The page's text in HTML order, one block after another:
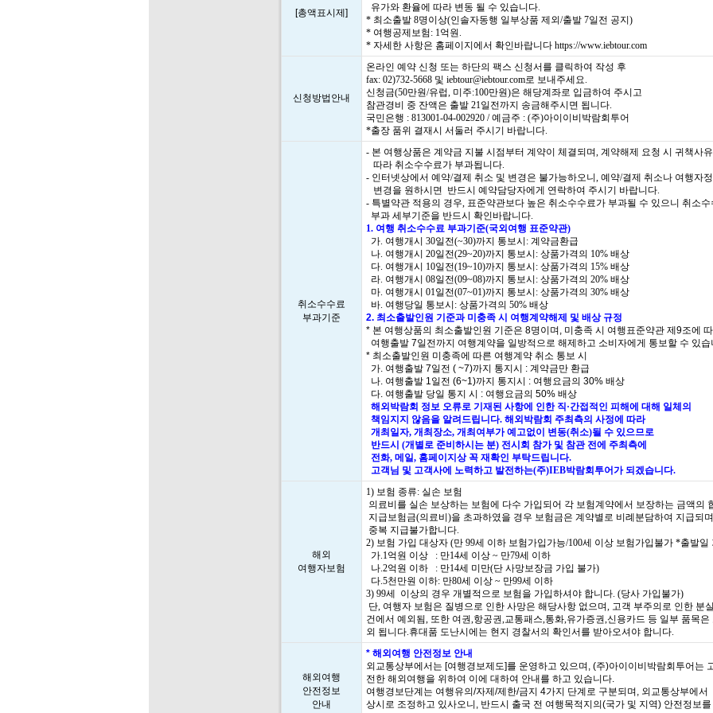
[총액표시제]
유가와 환율에 따라 변동 될 수 있습니다.
* 최소출발 8명이상(인솔자동행 일부상품 제외/출발 7일전 공지)
* 여행공제보험: 1억원.
* 자세한 사항은 홈페이지에서 확인바랍니다 https://www.iebtour.com
신청방법안내
온라인 예약 신청 또는 하단의 팩스 신청서를 클릭하여 작성 후
fax: 02)732-5668 및 iebtour@iebtour.com로 보내주세요.
신청금(50만원/유럽, 미주:100만원)은 해당계좌로 입금하여 주시고
참관경비 중 잔액은 출발 21일전까지 송금해주시면 됩니다.
국민은행 : 813001-04-002920 / 예금주 : (주)아이이비박람회투어
*출장 품위 결재시 서둘러 주시기 바랍니다.
취소수수료
부과기준
- 본 여행상품은 계약금 지불 시점부터 계약이 체결되며, 계약해제 요청 시 귀책사유
따라 취소수수료가 부과됩니다.
- 인터넷상에서 예약/결제 취소 및 변경은 불가능하오니, 예약/결제 취소나 여행자
변경을 원하시면 반드시 예약담당자에게 연락하여 주시기 바랍니다.
- 특별약관 적용의 경우, 표준약관보다 높은 취소수수료가 부과될 수 있으니 취소수
부과 세부기준을 반드시 확인바랍니다.
1. 여행 취소수수료 부과기준(국외여행 표준약관)
가. 여행개시 30일전(~30)까지 통보시: 계약금환급
나. 여행개시 20일전(29~20)까지 통보시: 상품가격의 10% 배상
다. 여행개시 10일전(19~10)까지 통보시: 상품가격의 15% 배상
라. 여행개시 08일전(09~08)까지 통보시: 상품가격의 20% 배상
마. 여행개시 01일전(07~01)까지 통보시: 상품가격의 30% 배상
바. 여행당일 통보시: 상품가격의 50% 배상
2. 최소출발인원 기준과 미충족 시 여행계약해제 및 배상 규정
* 본 여행상품의 최소출발인원 기준은 8명이며, 미충족 시 여행표준약관 제9조에
여행출발 7일전까지 여행계약을 일방적으로 해제하고 소비자에게 통보할 수 있습
* 최소출발인원 미충족에 따른 여행계약 취소 통보 시
가. 여행출발 7일전 ( ~7)까지 통지시 : 계약금만 환급
나. 여행출발 1일전 (6~1)까지 통지시 : 여행요금의 30% 배상
다. 여행출발 당일 통지 시 : 여행요금의 50% 배상
해외박람회 정보 오류로 기재된 사항에 인한 직·간접적인 피해에 대해 일체의
책임지지 않음을 알려드립니다. 해외박람회 주최측의 사정에 따라
개최일자, 개최장소, 개최여부가 예고없이 변동(취소)될 수 있으므로
반드시 (개별로 준비하시는 분) 전시회 참가 및 참관 전에 주최측에
전화, 메일, 홈페이지상 꼭 재확인 부탁드립니다.
고객님 및 고객사에 노력하고 발전하는(주)IEB박람회투어가 되겠습니다.
해외
여행자보험
1) 보험 종류: 실손 보험
의료비를 실손 보상하는 보험에 다수 가입되어 각 보험계약에서 보장하는 금액의
지급보험금(의료비)을 초과하였을 경우 보험금은 계약별로 비례분담하여 지급되
중복 지급불가합니다.
2) 보험 가입 대상자 (만 99세 이하 보험가입가능/100세 이상 보험가입불가 *출발일
가.1억원 이상 : 만14세 이상 ~ 만79세 이하
나.2억원 이하 : 만14세 미만(단 사망보장금 가입 불가)
다.5천만원 이하: 만80세 이상 ~ 만99세 이하
3) 99세 이상의 경우 개별적으로 보험을 가입하셔야 합니다. (당사 가입불가)
단, 여행자 보험은 질병으로 인한 사망은 해당사항 없으며, 고객 부주의로 인한 분
건에서 예외됨, 또한 여권,항공권,교통패스,통화,유가증권,신용카드 등 일부 품목은
외 됩니다.휴대품 도난시에는 현지 경찰서의 확인서를 받아오셔야 합니다.
해외여행
안전정보
안내
* 해외여행 안전정보 안내
외교통상부에서는 [여행경보제도]를 운영하고 있으며, (주)아이이비박람회투어는
전한 해외여행을 위하여 이에 대하여 안내를 하고 있습니다.
여행경보단계는 여행유의/자제/제한/금지 4가지 단계로 구분되며, 외교통상부에서
상시로 조정하고 있사오니, 반드시 출국 전 여행목적지의(국가 및 지역) 안전정보를